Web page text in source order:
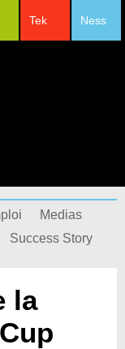
Ness
Tek
Medias
Success Story
la